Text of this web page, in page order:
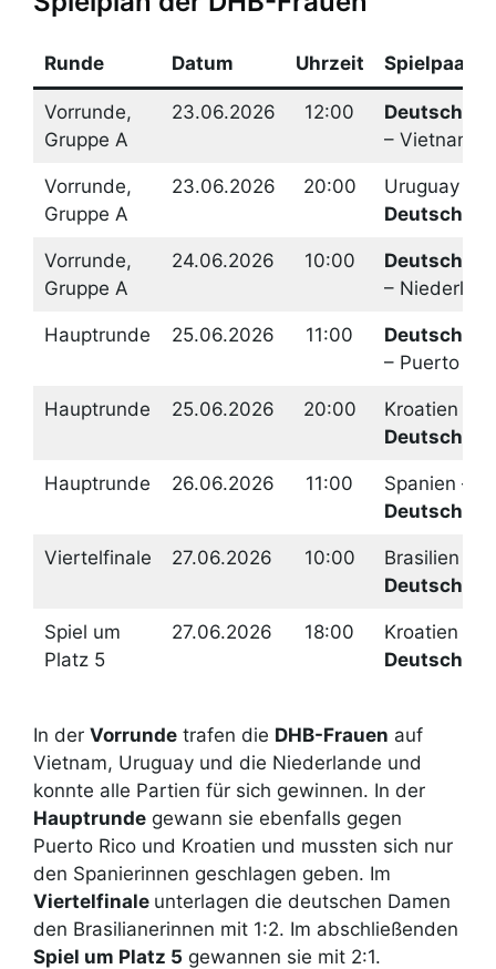
Runde Datum Uhrzeit
Vorrunde,
Gruppe A
23.06.2026 12:00
– Vietnam
Vorrunde,
Gruppe A
23.06.2026 20:00
Uruguay –
Vorrunde,
Gruppe A
24.06.2026 10:00
–
Hauptrunde 25.06.2026 11:00
– Puerto
Hauptrunde 25.06.2026 20:00
Kroatien –
Hauptrunde 26.06.2026 11:00
Spanien –
Viertelfinale 27.06.2026 10:00
Brasilien –
Spiel um
Platz 5
27.06.2026 18:00
Kroatien –
In der Vorrunde trafen die DHB-Frauen auf
Vietnam, Uruguay und die Niederlande und
konnte alle Partien für sich gewinnen. In der
Hauptrunde gewann sie ebenfalls gegen
Puerto Rico und Kroatien und mussten sich nur
den Spanierinnen geschlagen geben. Im
Viertelfinale unterlagen die deutschen Damen
den Brasilianerinnen mit 1:2. Im abschließenden
Spiel um Platz 5 gewannen sie mit 2:1.